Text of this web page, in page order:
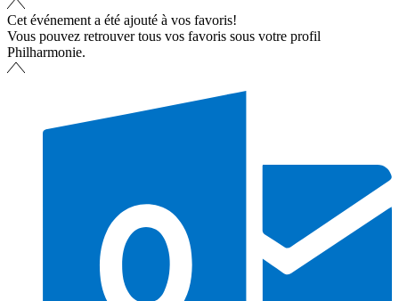
Cet événement a été ajouté à vos favoris!
Vous pouvez retrouver tous vos favoris sous votre profil
Philharmonie.